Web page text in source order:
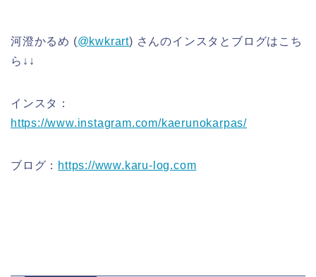
河澄かるめ (@kwkrart) さんのインスタとブログはこち
ら↓↓
インスタ：
https://www.instagram.com/kaerunokarpas/
ブログ： https://www.karu-log.com